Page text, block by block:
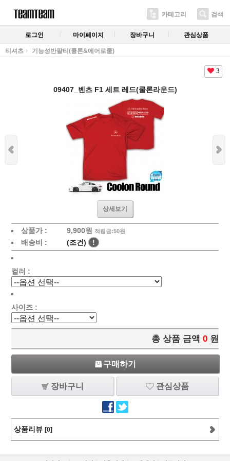
카테고리 검색
로그인 마이페이지 장바구니 관심상품
티셔츠 기능성반팔티(쿨론&에어로쿨)
3
09407_벤츠 F1 세트 레드(쿨론라운드)
상세보기
상품가 : 9,900원 적립금:50원
배송비 : (조건) !
컬러 :
사이즈 :
총 상품 금액 0 원
구매하기
장바구니 관심상품
상품리뷰 [0]